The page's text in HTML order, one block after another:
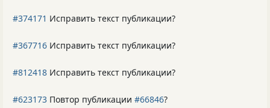
#374171 Исправить текст публикации?
#367716 Исправить текст публикации?
#812418 Исправить текст публикации?
#623173 Повтор публикации #66846?